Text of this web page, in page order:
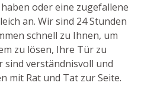
oder eine zugefallene
an. Wir sind 24 Stunden
schnell zu Ihnen, um
zu lösen, Ihre Tür zu
verständnisvoll und
mit Rat und Tat zur Seite.